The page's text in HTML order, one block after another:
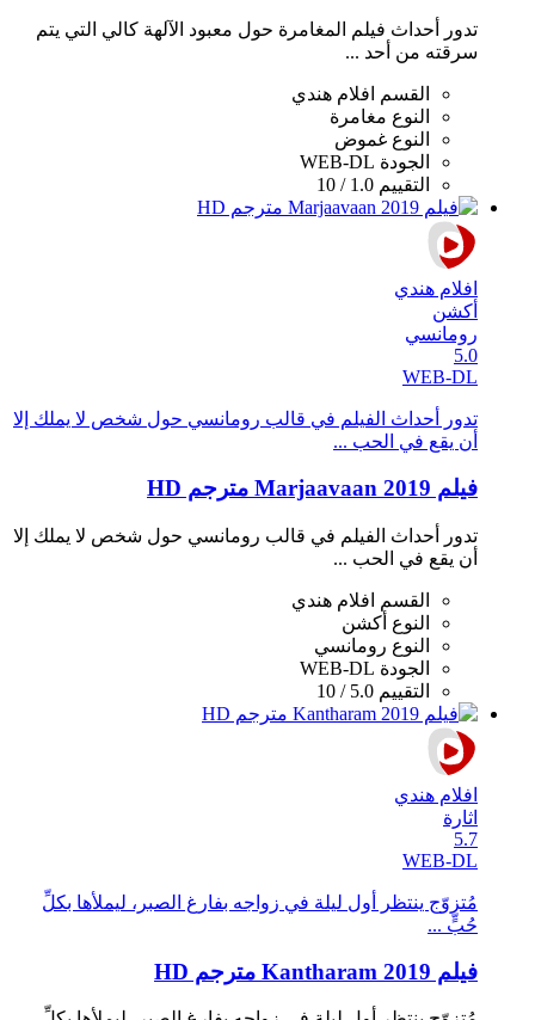
تدور أحداث فيلم المغامرة حول معبود الآلهة كالي التي يتم
سرقته من أحد ...
القسم
افلام هندي
النوع مغامرة
النوع غموض
الجودة WEB-DL
التقييم 1.0 / 10
افلام هندي
أكشن
رومانسي
5.0
WEB-DL
تدور أحداث الفيلم في قالب رومانسي حول شخص لا يملك إلا
أن يقع في الحب ...
فيلم Marjaavaan 2019 مترجم HD
تدور أحداث الفيلم في قالب رومانسي حول شخص لا يملك إلا
أن يقع في الحب ...
القسم
افلام هندي
النوع أكشن
النوع رومانسي
الجودة WEB-DL
التقييم 5.0 / 10
افلام هندي
اثارة
5.7
WEB-DL
مُتزوّج ينتظر أول ليلة في زواجه بفارغ الصبر، ليملأها بكلِّ
حُبٍّ ...
فيلم Kantharam 2019 مترجم HD